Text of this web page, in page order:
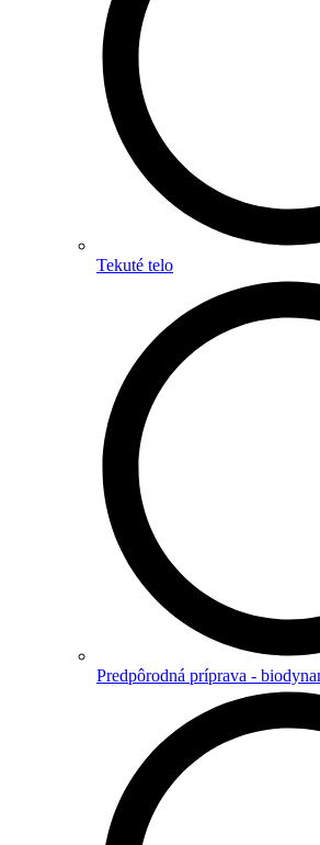
Tekuté telo
Predpôrodná príprava -